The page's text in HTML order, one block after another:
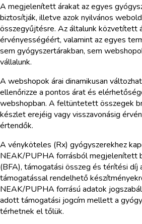
A megjelenített árakat az egyes
biztosítják, illetve azok nyilvános
összegyűjtésre. Az általunk közvetített
érvényességéért, valamint az egyes
sem gyógyszertárakban, sem
vállalunk.
A webshopok árai dinamikusan
ellenőrizze a pontos árat és
webshopban. A feltüntetett összegek
készlet erejéig vagy visszavonásig
értendők.
A vényköteles (Rx) gyógyszerekhez
NEAK/PUPHA forrásból megjelenített
(BFA), támogatási összeg és térítési díj
támogatással rendelhető
NEAK/PUPHA forrású adatok
adott támogatási jogcím mellett a
térhetnek el tőlük.